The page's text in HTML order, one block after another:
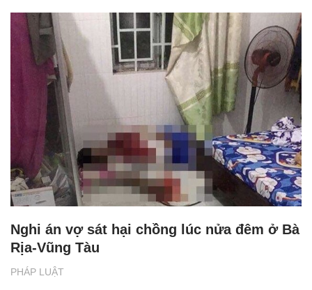
PHÁP LUẬT
Nghi án vợ sát hại chồng lúc nửa đêm ở Bà
Rịa-Vũng Tàu